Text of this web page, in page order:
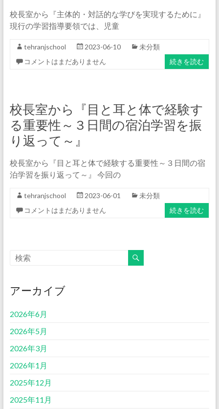
校長室から『主体的・対話的な学びを実現するために』
現行の学習指導要領では、児童
tehranjschool 2023-06-10
未分類
コメントはまだありません
続きを読む
校長室から『目と耳と体で経験す
る重要性～３日間の宿泊学習を振
り返って～』
校長室から『目と耳と体で経験する重要性～３日間の宿
泊学習を振り返って～』 今回の
tehranjschool 2023-06-01
未分類
コメントはまだありません
続きを読む
アーカイブ
2026年6月
2026年5月
2026年3月
2026年1月
2025年12月
2025年11月